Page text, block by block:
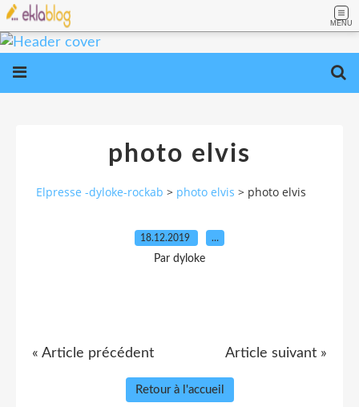
MENU
photo elvis
Elpresse -dyloke-rockab > photo elvis > photo elvis
18.12.2019 …
Par dyloke
« Article précédent Article suivant »
Retour à l'accueil